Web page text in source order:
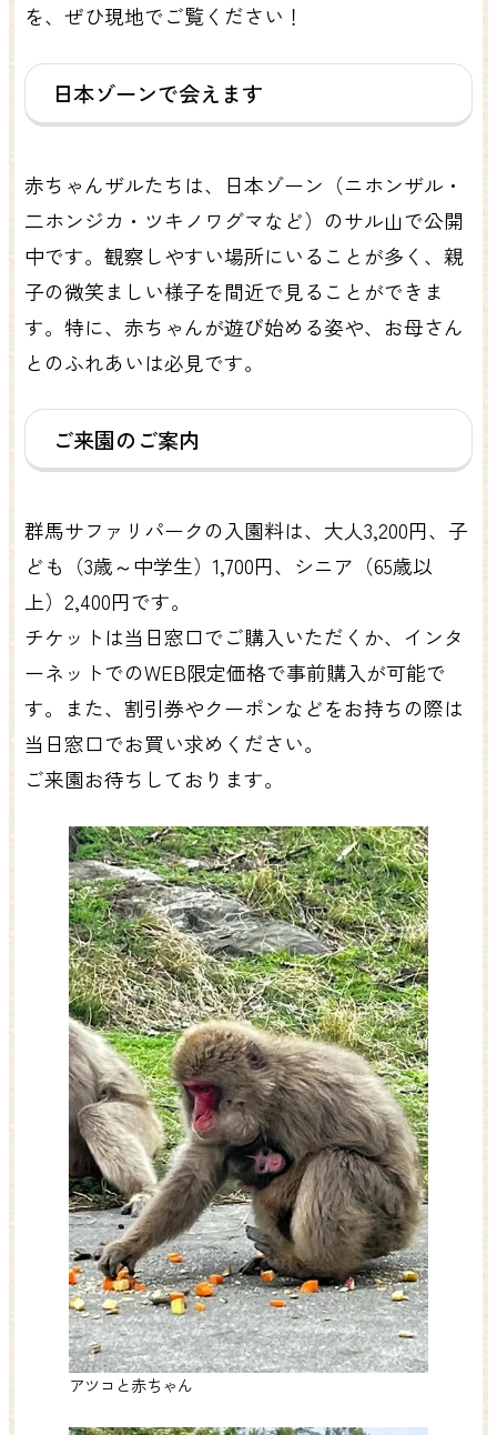
を、ぜひ現地でご覧ください！
日本ゾーンで会えます
赤ちゃんザルたちは、日本ゾーン（ニホンザル・
二ホンジカ・ツキノワグマなど）のサル山で公開
中です。観察しやすい場所にいることが多く、親
子の微笑ましい様子を間近で見ることができま
す。特に、赤ちゃんが遊び始める姿や、お母さん
とのふれあいは必見です。
ご来園のご案内
群馬サファリパークの入園料は、大人3,200円、子
ども（3歳～中学生）1,700円、シニア（65歳以
上）2,400円です。
チケットは当日窓口でご購入いただくか、インタ
ーネットでのWEB限定価格で事前購入が可能で
す。また、割引券やクーポンなどをお持ちの際は
当日窓口でお買い求めください。
ご来園お待ちしております。
アツコと赤ちゃん